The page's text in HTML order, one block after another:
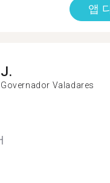
앱
J.
Governador Valadares